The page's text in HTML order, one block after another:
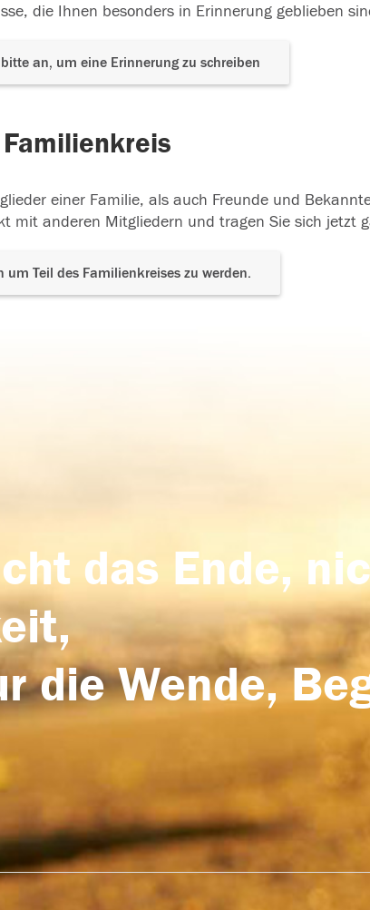
die Ihnen besonders in Erinnerung geblieben
an, um eine Erinnerung zu schreiben
Familienkreis
einer Familie, als auch Freunde und
mit anderen Mitgliedern und tragen Sie sich jetzt
um Teil des Familienkreises zu werden.
das Ende,
die Wende,